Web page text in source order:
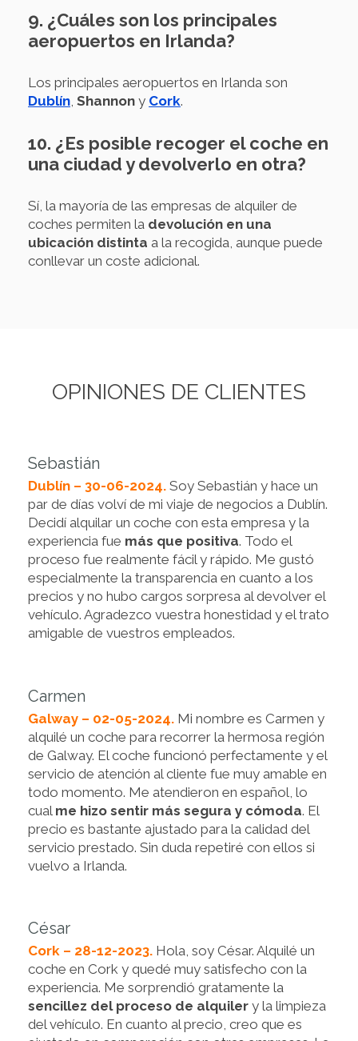
9. ¿Cuáles son los principales
aeropuertos en Irlanda?
Los principales aeropuertos en Irlanda son
Dublín Shannon y Cork.
10. ¿Es posible recoger el coche en
una ciudad y devolverlo en otra?
Sí, la mayoría de las empresas de alquiler de
coches permiten la devolución en una
ubicación distinta a la recogida, aunque puede
conllevar un coste adicional.
OPINIONES DE CLIENTES
Sebastián
Dublín – 30-06-2024. Soy Sebastián y hace un
par de días volví de mi viaje de negocios a Dublín.
Decidí alquilar un coche con esta empresa y la
experiencia fue más que positiva. Todo el
proceso fue realmente fácil y rápido. Me gustó
especialmente la transparencia en cuanto a los
precios y no hubo cargos sorpresa al devolver el
vehículo. Agradezco vuestra honestidad y el trato
amigable de vuestros empleados.
Carmen
Galway – 02-05-2024. Mi nombre es Carmen y
alquilé un coche para recorrer la hermosa región
de Galway. El coche funcionó perfectamente y el
servicio de atención al cliente fue muy amable en
todo momento. Me atendieron en español, lo
cual me hizo sentir más segura y cómoda. El
precio es bastante ajustado para la calidad del
servicio prestado. Sin duda repetiré con ellos si
vuelvo a Irlanda.
César
Cork – 28-12-2023. Hola, soy César. Alquilé un
coche en Cork y quedé muy satisfecho con la
experiencia. Me sorprendió gratamente la
sencillez del proceso de alquiler y la limpieza
del vehículo. En cuanto al precio, creo que es